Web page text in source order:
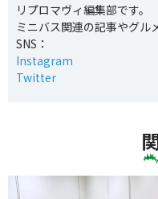
リプロマヴィ編集部です。
ミニバス関連の記事やグル
SNS：
Instagram
Twitter